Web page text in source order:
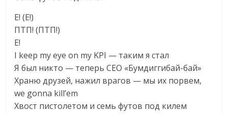
Е! (Е!)
ПТП! (ПТП!)
Е!
I keep my eye on my KPI — таким я стал
Я был никто — теперь CEO «Бумдиггибай-бай»
Храню друзей, нажил врагов — мы их порвем,
we gonna kill’em
Хвост пистолетом и семь футов под килем